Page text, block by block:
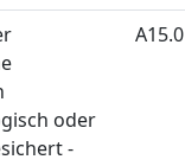
oder
-
A15.0